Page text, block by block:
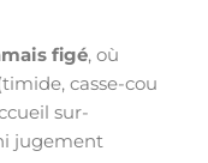
figé, où
casse-cou
sur-
jugement